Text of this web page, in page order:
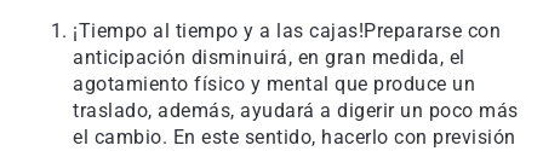
¡Tiempo al tiempo y a las cajas!Prepararse con
anticipación disminuirá, en gran medida, el
agotamiento físico y mental que produce un
traslado, además, ayudará a digerir un poco más
el cambio. En este sentido, hacerlo con previsión